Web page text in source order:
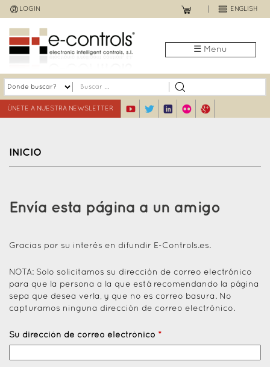
Jump
to
navigation
LOGIN ENGLISH
☰ Menu
ÚNETE A NUESTRA NEWSLETTER
INICIO
top
Envía esta página a un amigo
Gracias por su interés en difundir E-Controls.es.
NOTA: Solo solicitamos su dirección de correo electrónico
para que la persona a la que está recomendando la página
sepa que desea verla, y que no es correo basura. No
capturamos ninguna dirección de correo electrónico.
Su dirección de correo electrónico *